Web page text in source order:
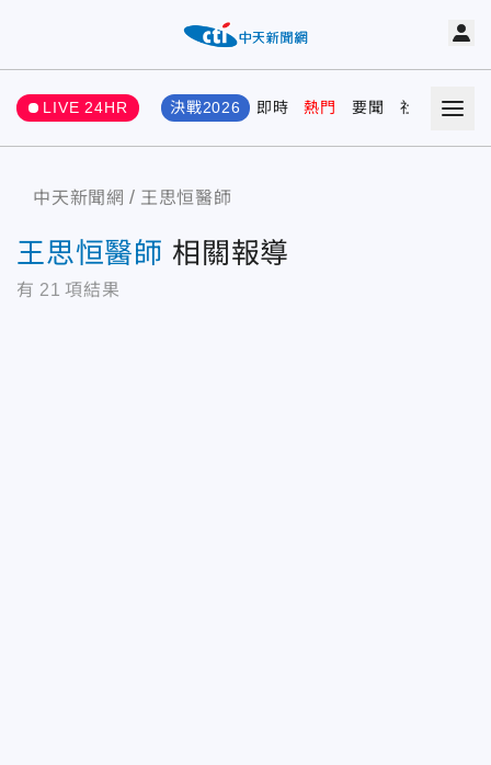
LIVE 24HR 決戰2026 即時 熱門 要聞 社會 娛樂
中天新聞網 王思恒醫師
王思恒醫師 相關報導
有 21 項結果